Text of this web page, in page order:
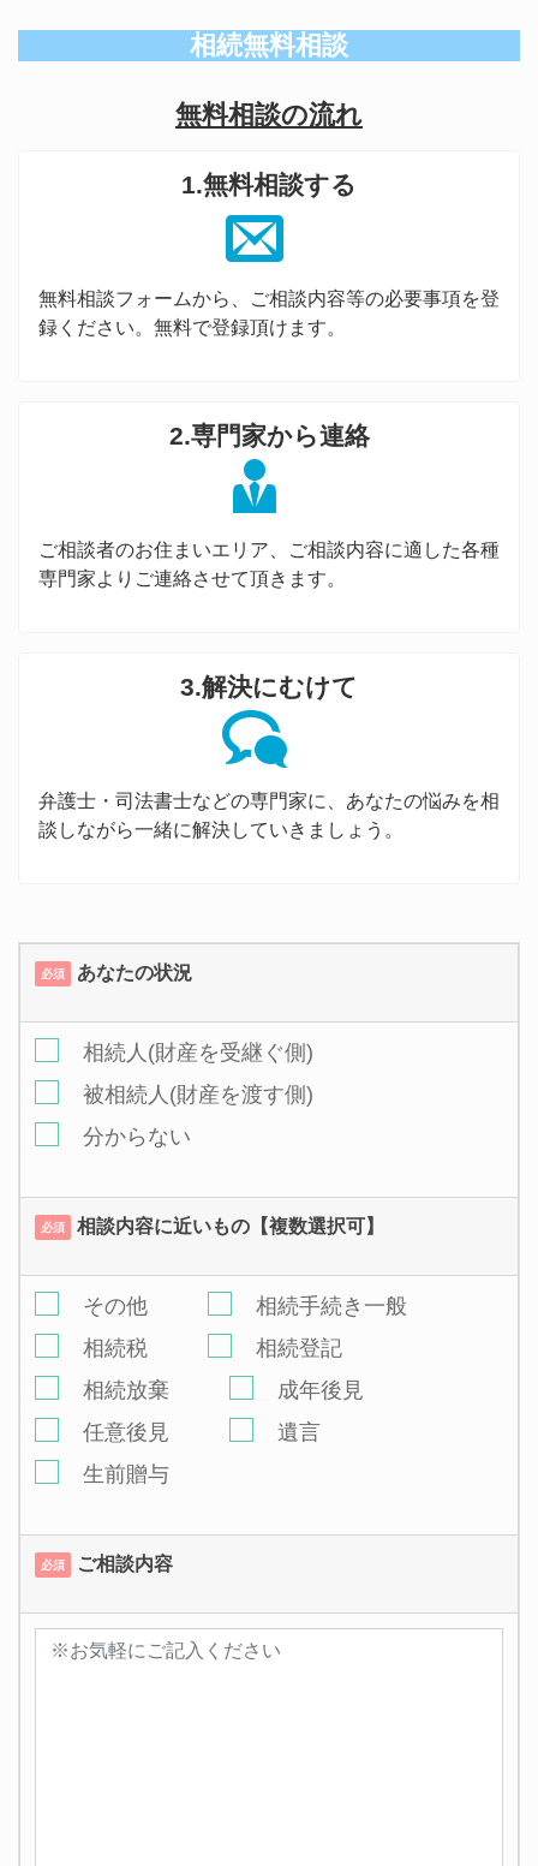
相続無料相談
無料相談の流れ
1.無料相談する
無料相談フォームから、ご相談内容等の必要事項を登
録ください。無料で登録頂けます。
2.専門家から連絡
ご相談者のお住まいエリア、ご相談内容に適した各種
専門家よりご連絡させて頂きます。
3.解決にむけて
弁護士・司法書士などの専門家に、あなたの悩みを相
談しながら一緒に解決していきましょう。
必須 あなたの状況
相続人(財産を受継ぐ側)
被相続人(財産を渡す側)
分からない
必須 相談内容に近いもの【複数選択可】
その他
相続手続き一般
相続税
相続登記
相続放棄
成年後見
任意後見
遺言
生前贈与
必須 ご相談内容